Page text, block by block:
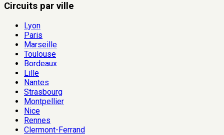
Circuits par ville
Lyon
Paris
Marseille
Toulouse
Bordeaux
Lille
Nantes
Strasbourg
Montpellier
Nice
Rennes
Clermont-Ferrand